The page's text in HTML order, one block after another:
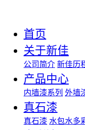
首页
关于新佳
公司简介 新佳历
产品中心
内墙漆系列 外墙
真石漆
真石漆 水包水多